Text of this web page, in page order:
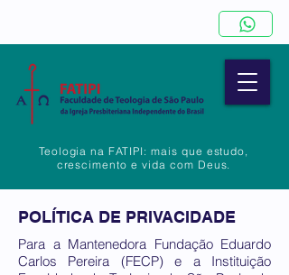
Teologia na FATIPI: mais que estudo,
crescimento e vida com Deus.
POLÍTICA DE PRIVACIDADE
Para a Mantenedora Fundação Eduardo
Carlos Pereira (FECP) e a Instituição